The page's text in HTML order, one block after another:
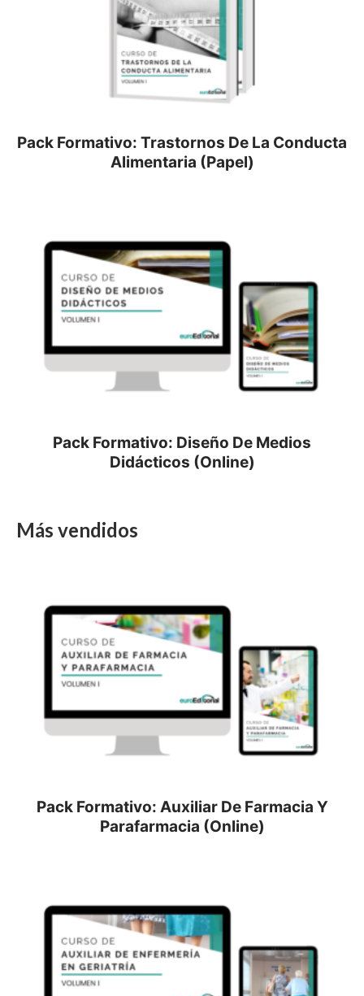
Pack Formativo: Trastornos De La Conducta
Alimentaria (Papel)
Pack Formativo: Diseño De Medios
Didácticos (Online)
Más vendidos
Pack Formativo: Auxiliar De Farmacia Y
Parafarmacia (Online)